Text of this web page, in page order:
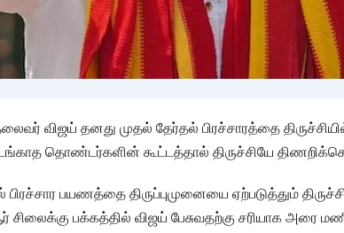
விஜய் தனது முதல் தேர்தல் பிரச்சாரத்தை
தொண்டர்களின் கூட்டத்தால் திருச்சியே
பயணத்தை திருப்புமுனையை ஏற்படுத்தும்
பக்கத்தில் விஜய் பேசுவதற்கு சரியாக அரை